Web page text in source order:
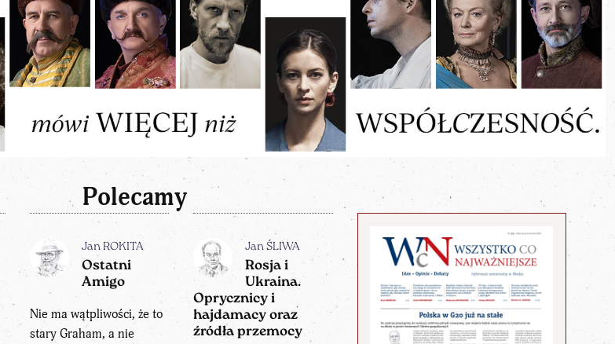
Polecamy
Jan ROKITA
Ostatni
Amigo
Nie ma wątpliwości, że to
stary Graham, a nie
Jan ŚLIWA
Rosja i
Ukraina.
Oprycznicy i
hajdamacy oraz
źródła przemocy